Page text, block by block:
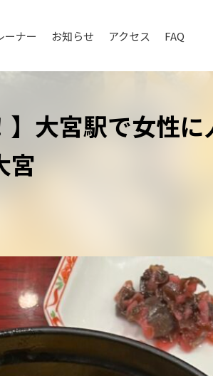
ーナー お知らせ アクセス FAQ
】大宮駅で女性
宮